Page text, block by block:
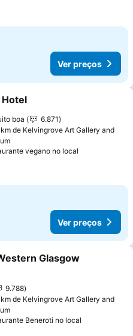
Ver preços
aos favoritos
boa
6.871
de Kelvingrove Art Gallery and
vegano no local
Ver preços
aos favoritos
Glasgow
9.788
de Kelvingrove Art Gallery and
Beneroti no local